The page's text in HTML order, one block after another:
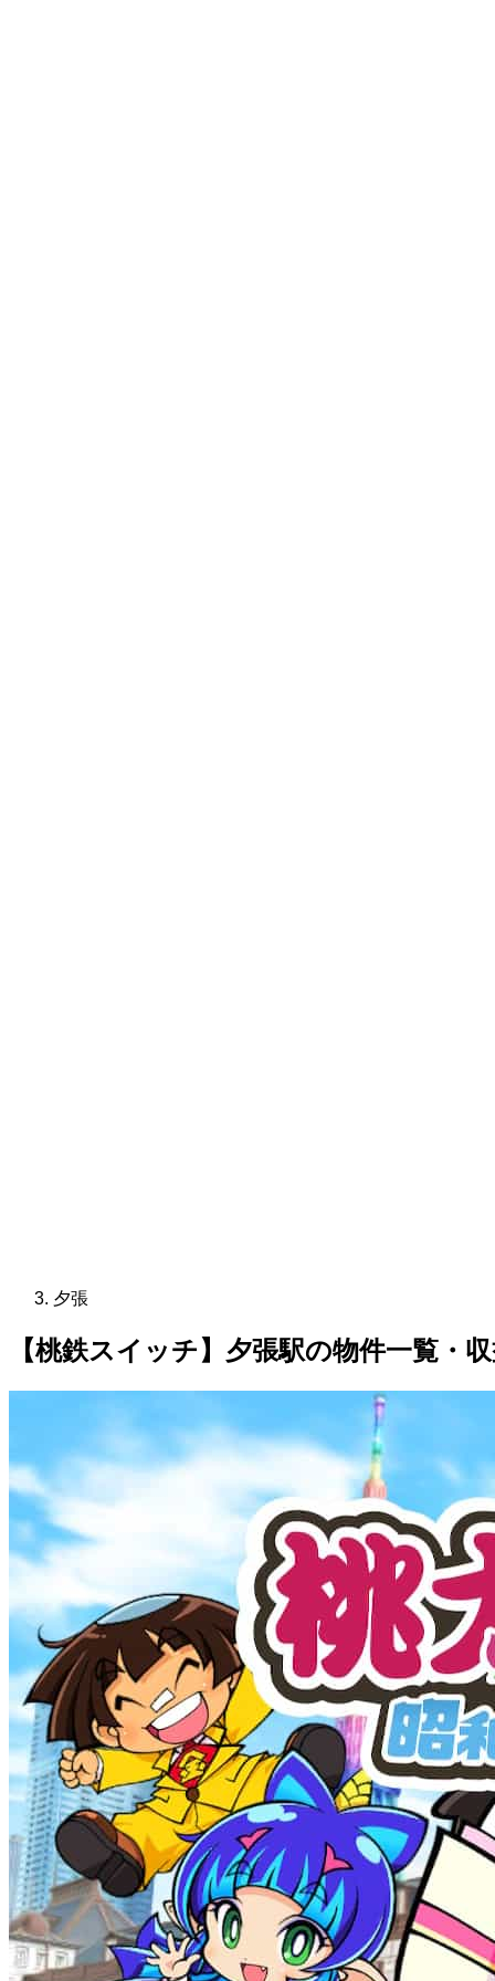
夕張
【桃鉄スイッチ】夕張駅の物件一覧・